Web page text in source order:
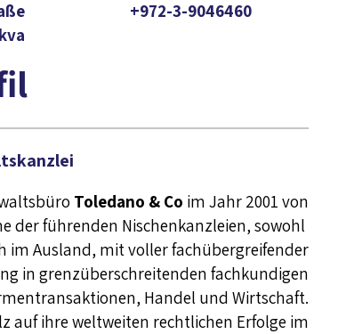
972-3-9046460+
Toledano & Co im Jahr 2001 von
der führenden Nischenkanzleien, sowohl
im Ausland, mit voller fachübergreifender
in grenzüberschreitenden fachkundigen
Handel und Wirtschaft.
auf ihre weltweiten rechtlichen Erfolge im